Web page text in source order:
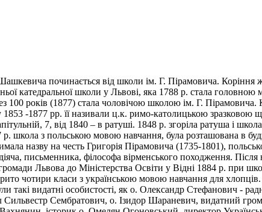
починається від школи ім. Г. Пірамовича. Коріння
катедральної школи у Львові, яка 1788 р. стала головною
років (1877) стала чоловічою школою ім. Г. Пірамовича.
1853 -1877 рр. її називали ц.к. римо-католицькою зразковою
7, від 1840 – в ратуші. 1848 р. згоріла ратуша і
р. школа з польською мовою навчання, була розташована в
назву на честь Григорія Пірамовича (1735-1801),
письменника, філософа вірменського походження.
Львова до Міністерства Освіти у Відні 1884 р. при
чотири класи з українською мовою навчання для
такі видатні особистості, як о. Олександр Стефанович -
Сильвестр Сембратович, о. Ізидор Шараневич, видатний